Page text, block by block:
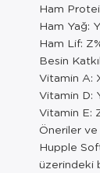
Ham
Ham Yağ:
Ham Lif:
Besin
Vitamin A:
Vitamin D:
Vitamin E:
Öneriler ve
Hupple
üzerindeki